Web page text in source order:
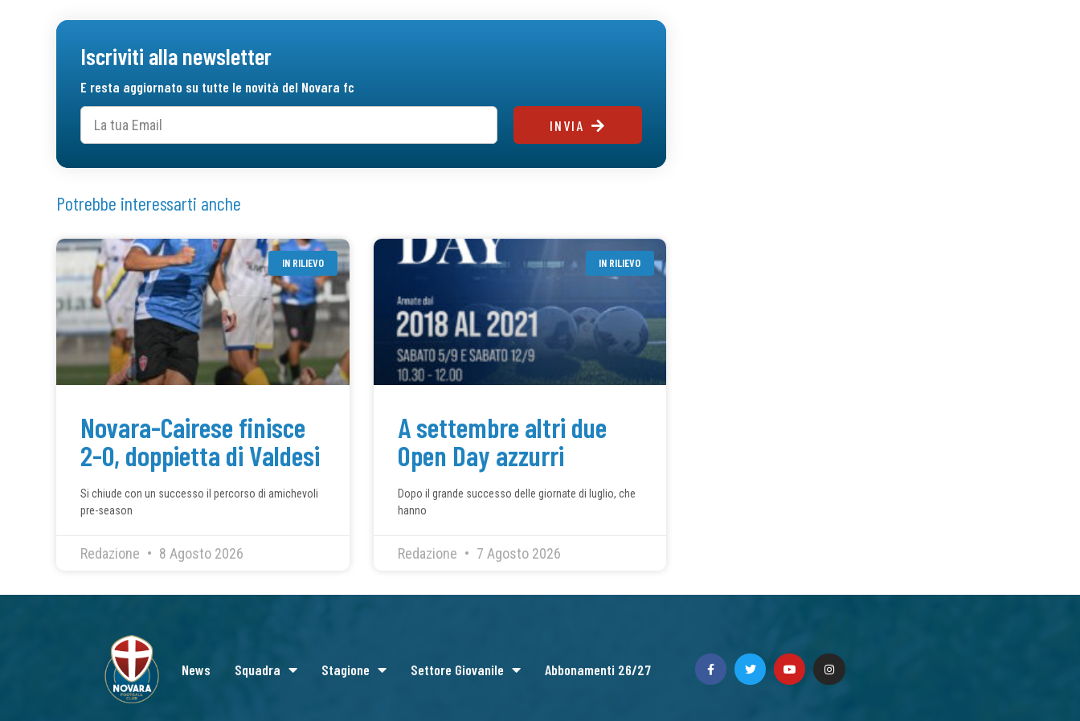
Iscriviti alla newsletter
E resta aggiornato su tutte le novità del Novara fc
INVIA
Potrebbe interessarti anche
IN RILIEVO
Novara-Cairese finisce
2-0, doppietta di Valdesi
Si chiude con un successo il percorso di amichevoli
pre-season
Redazione 8 Agosto 2026
IN RILIEVO
A settembre altri due
Open Day azzurri
Dopo il grande successo delle giornate di luglio, che
hanno
Redazione 7 Agosto 2026
News Squadra Stagione Settore Giovanile Abbonamenti 26/27